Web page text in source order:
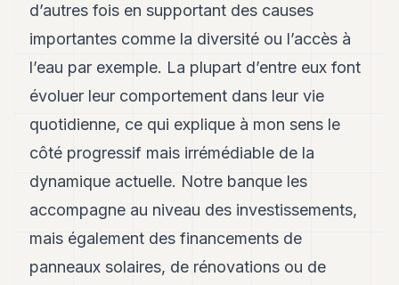
S'ABONNER
FR
d’autres fois en supportant des causes
importantes comme la diversité ou l’accès à
l’eau par exemple. La plupart d’entre eux font
évoluer leur comportement dans leur vie
quotidienne, ce qui explique à mon sens le
côté progressif mais irrémédiable de la
dynamique actuelle. Notre banque les
accompagne au niveau des investissements,
mais également des financements de
panneaux solaires, de rénovations ou de